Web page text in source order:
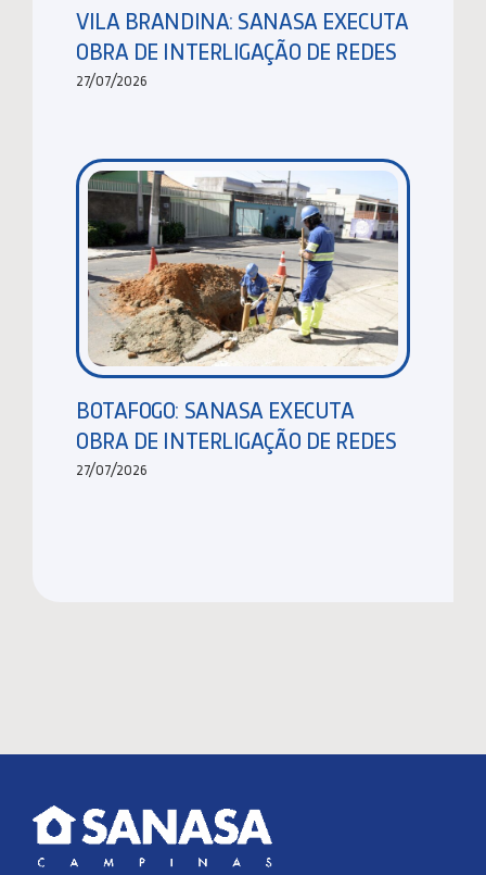
VILA BRANDINA: SANASA EXECUTA
OBRA DE INTERLIGAÇÃO DE REDES
27/07/2026
BOTAFOGO: SANASA EXECUTA
OBRA DE INTERLIGAÇÃO DE REDES
27/07/2026